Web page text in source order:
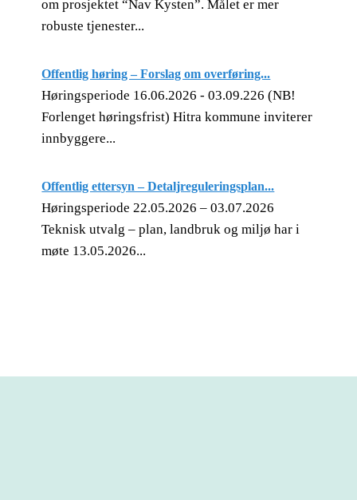
om prosjektet “Nav Kysten”. Målet er mer
robuste tjenester...
Offentlig høring – Forslag om overføring...
Høringsperiode 16.06.2026 - 03.09.226 (NB!
Forlenget høringsfrist) Hitra kommune inviterer
innbyggere...
Offentlig ettersyn – Detaljreguleringsplan...
Høringsperiode 22.05.2026 – 03.07.2026
Teknisk utvalg – plan, landbruk og miljø har i
møte 13.05.2026...